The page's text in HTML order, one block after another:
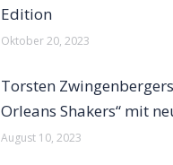
Edition
Oktober 20, 2023
Torsten
Orleans Shakers“ mit
August 10, 2023